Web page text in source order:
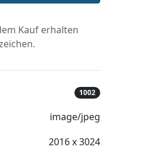
Kauf erhalten
1002
image/jpeg
2016 x 3024